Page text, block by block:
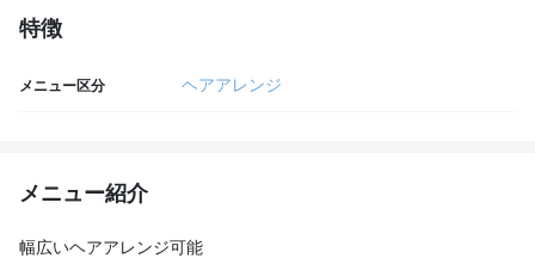
特徴
メニュー区分 ヘアアレンジ
メニュー紹介
幅広いヘアアレンジ可能